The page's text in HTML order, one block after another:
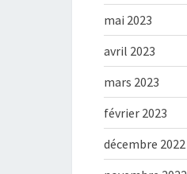
mai 2023
avril 2023
mars 2023
février 2023
décembre 2022